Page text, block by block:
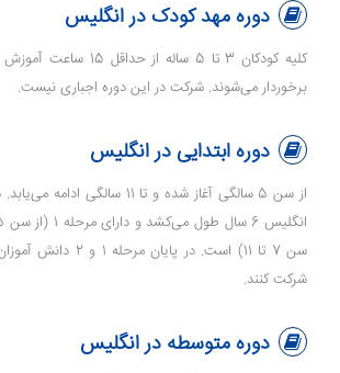
دوره مهد کودک در انگلیس
کلیه کودکان 3 تا 5 ساله
برخوردار می‌شوند. شرکت در این دوره اجباری نیست.
دوره ابتدایی در انگلیس
از سن 5 سالگی آغاز شده و تا 11
شرکت کنند.
دوره متوسطه در انگلیس